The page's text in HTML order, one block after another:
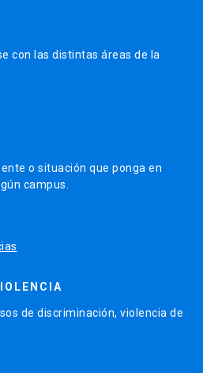
con las distintas áreas de la
o situación que ponga en
campus.
de discriminación, violencia de